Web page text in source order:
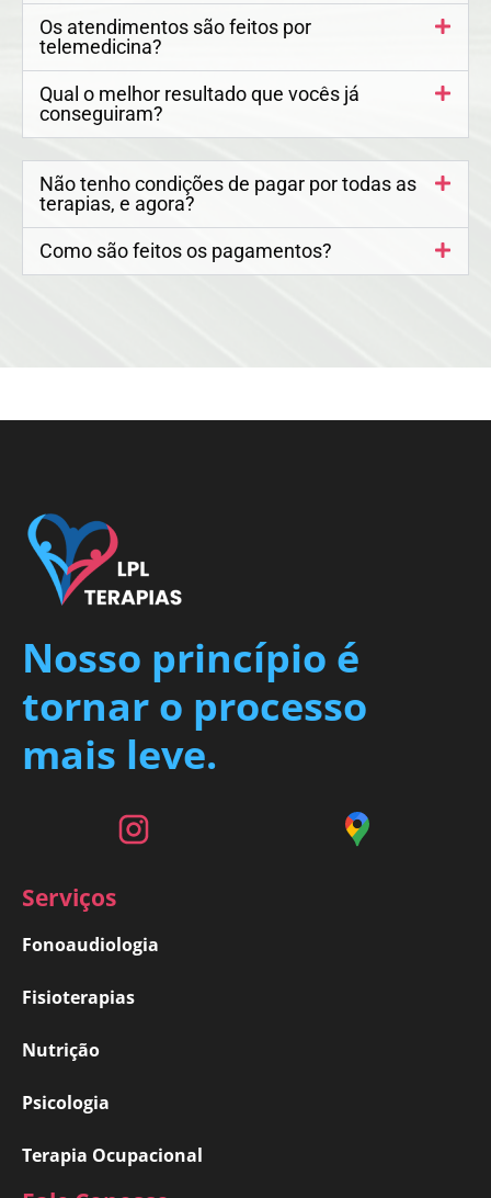
Os atendimentos são feitos por
telemedicina?
Qual o melhor resultado que vocês já
conseguiram?
Não tenho condições de pagar por todas as
terapias, e agora?
Como são feitos os pagamentos?
Nosso princípio é
tornar o processo
mais leve.
Serviços
Fonoaudiologia
Fisioterapias
Nutrição
Psicologia
Terapia Ocupacional